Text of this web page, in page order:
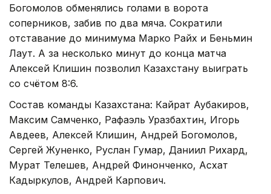
Богомолов обменялись голами в ворота
соперников, забив по два мяча. Сократили
отставание до минимума Марко Райх и Беньмин
Лаут. А за несколько минут до конца матча
Алексей Клишин позволил Казахстану выиграть
со счётом 8:6.
Состав команды Казахстана: Кайрат Аубакиров,
Максим Самченко, Рафаэль Уразбахтин, Игорь
Авдеев, Алексей Клишин, Андрей Богомолов,
Сергей Жуненко, Руслан Гумар, Даниил Рихард,
Мурат Телешев, Андрей Финонченко, Асхат
Кадыркулов, Андрей Карпович.